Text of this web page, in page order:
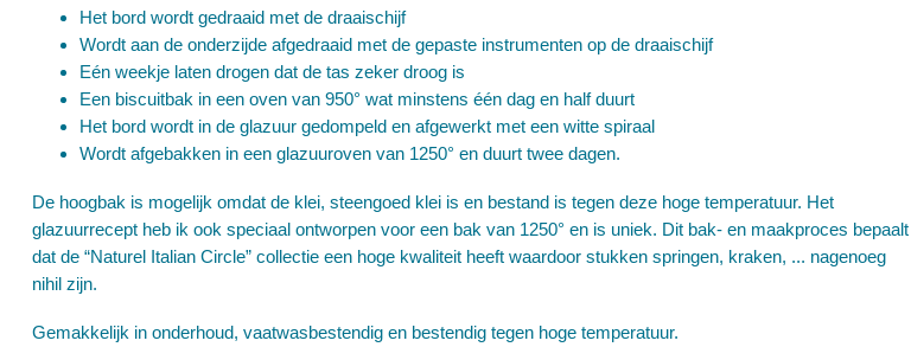
Het bord wordt gedraaid met de draaischijf
Wordt aan de onderzijde afgedraaid met de gepaste instrumenten op de draaischijf
Eén weekje laten drogen dat de tas zeker droog is
Een biscuitbak in een oven van 950° wat minstens één dag en half duurt
Het bord wordt in de glazuur gedompeld en afgewerkt met een witte spiraal
Wordt afgebakken in een glazuuroven van 1250° en duurt twee dagen.
De hoogbak is mogelijk omdat de klei, steengoed klei is en bestand is tegen deze hoge temperatuur. Het
glazuurrecept heb ik ook speciaal ontworpen voor een bak van 1250° en is uniek. Dit bak- en maakproces bepaalt
dat de “Naturel Italian Circle” collectie een hoge kwaliteit heeft waardoor stukken springen, kraken, ... nagenoeg
nihil zijn.
Gemakkelijk in onderhoud, vaatwasbestendig en bestendig tegen hoge temperatuur.